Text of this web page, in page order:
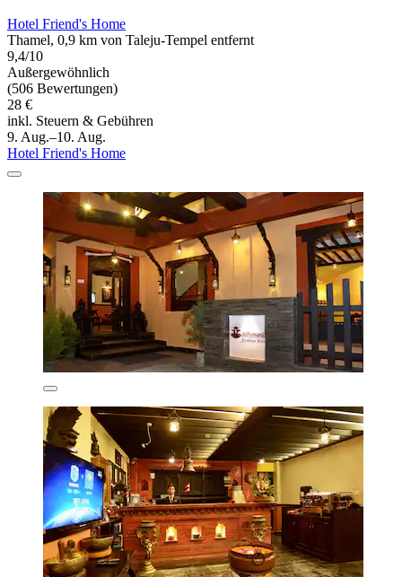
Hotel Friend's Home
Thamel, 0,9 km von Taleju-Tempel entfernt
9,4/10
Außergewöhnlich
(506 Bewertungen)
28 €
inkl. Steuern & Gebühren
9. Aug.–10. Aug.
Hotel Friend's Home